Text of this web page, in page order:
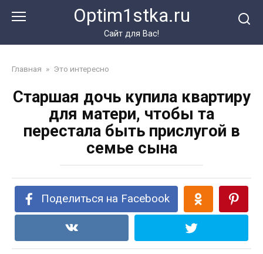
Optim1stka.ru
Сайт для Вас!
Главная » Это интересно
Старшая дочь купила квартиру
для матери, чтобы та
перестала быть прислугой в
семье сына
Поделиться на Facebook